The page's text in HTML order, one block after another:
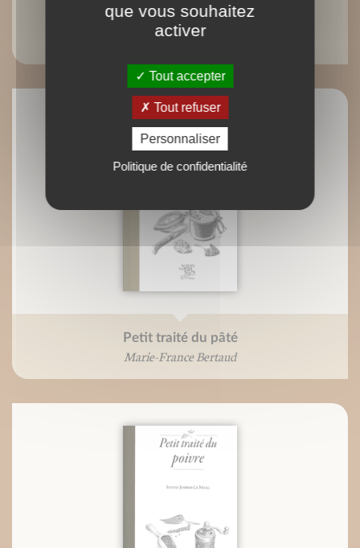
eBook : Petit traité du pâté
Marie-France Bertaud
Petit traité du pâté
Marie-France Bertaud
que vous souhaitez
activer
Tout accepter
Tout refuser
Personnaliser
Politique de confidentialité